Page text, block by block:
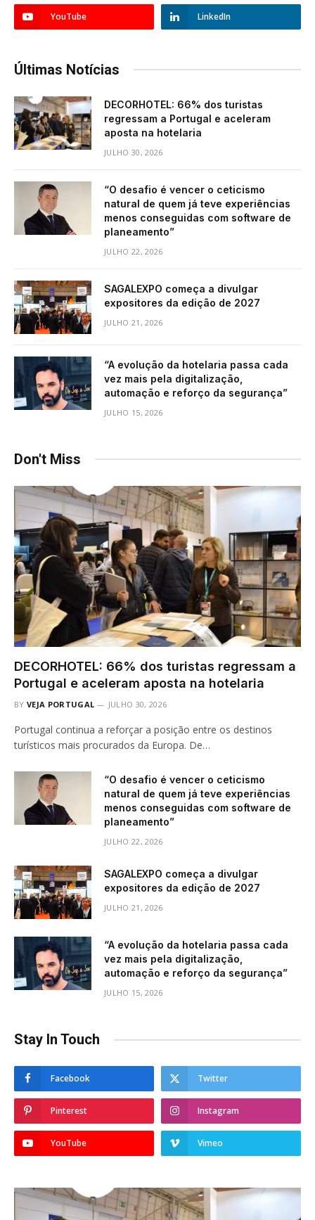
YouTube LinkedIn
Últimas Notícias
DECORHOTEL: 66% dos turistas
regressam a Portugal e aceleram
aposta na hotelaria
JULHO 30, 2026
“O desafio é vencer o ceticismo
natural de quem já teve experiências
menos conseguidas com software de
planeamento”
JULHO 22, 2026
SAGALEXPO começa a divulgar
expositores da edição de 2027
JULHO 21, 2026
“A evolução da hotelaria passa cada
vez mais pela digitalização,
automação e reforço da segurança”
JULHO 15, 2026
Don't Miss
DECORHOTEL: 66% dos turistas regressam a
Portugal e aceleram aposta na hotelaria
BY VEJA PORTUGAL JULHO 30, 2026
Portugal continua a reforçar a posição entre os destinos
turísticos mais procurados da Europa. De…
“O desafio é vencer o ceticismo
natural de quem já teve experiências
menos conseguidas com software de
planeamento”
JULHO 22, 2026
SAGALEXPO começa a divulgar
expositores da edição de 2027
JULHO 21, 2026
“A evolução da hotelaria passa cada
vez mais pela digitalização,
automação e reforço da segurança”
JULHO 15, 2026
Stay In Touch
Facebook Twitter
Pinterest Instagram
YouTube Vimeo